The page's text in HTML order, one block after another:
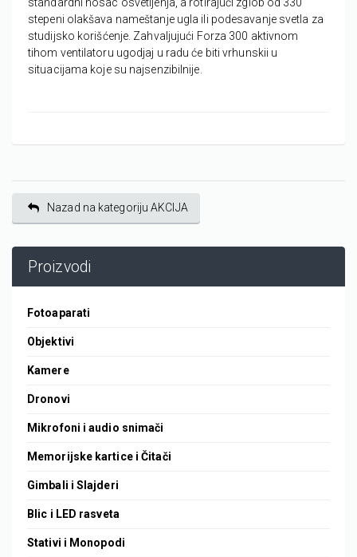
stepeni olakšava nameštanje ugla ili podesavanje svetla za
studijsko korišćenje. Zahvaljujući Forza 300 aktivnom
tihom ventilatoru ugodjaj u radu će biti vrhunskii u
situacijama koje su najsenzibilnije.
Nazad na kategoriju AKCIJA
Proizvodi
Fotoaparati
Objektivi
Kamere
Dronovi
Mikrofoni i audio snimači
Memorijske kartice i Čitači
Gimbali i Slajderi
Blic i LED rasveta
Stativi i Monopodi